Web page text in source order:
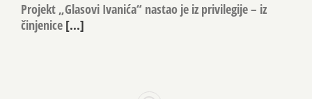
Projekt „Glasovi Ivanića“ nastao je iz privilegije – iz
činjenice [...]